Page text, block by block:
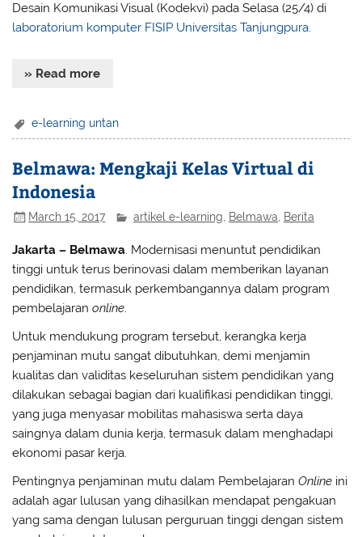
Desain Komunikasi Visual (Kodekvi) pada Selasa (25/4) di
laboratorium komputer FISIP Universitas Tanjungpura.
» Read more
e-learning untan
Belmawa: Mengkaji Kelas Virtual di
Indonesia
March 15, 2017 artikel e-learning Belmawa Berita
Jakarta – Belmawa. Modernisasi menuntut pendidikan
tinggi untuk terus berinovasi dalam memberikan layanan
pendidikan, termasuk perkembangannya dalam program
pembelajaranonline.
Untuk mendukung program tersebut, kerangka kerja
penjaminan mutu sangat dibutuhkan, demi menjamin
kualitas dan validitas keseluruhan sistem pendidikan yang
dilakukan sebagai bagian dari kualifikasi pendidikan tinggi,
yang juga menyasar mobilitas mahasiswa serta daya
saingnya dalam dunia kerja, termasuk dalam menghadapi
ekonomi pasar kerja.
Pentingnya penjaminan mutu dalam PembelajaranOnline ini
adalah agar lulusan yang dihasilkan mendapat pengakuan
yang sama dengan lulusan perguruan tinggi dengan sistem